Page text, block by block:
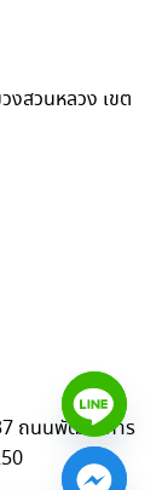
สวนหลวง เขต
ถนนพัฒนาการ